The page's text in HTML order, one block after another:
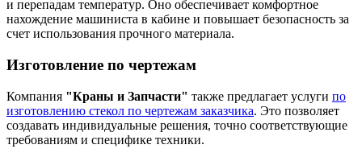
и перепадам температур. Оно обеспечивает комфортное
нахождение машиниста в кабине и повышает безопасность за
счет использования прочного материала.
Изготовление по чертежам
Компания "Краны и Запчасти" также предлагает услуги по
изготовлению стекол по чертежам заказчика. Это позволяет
создавать индивидуальные решения, точно соответствующие
требованиям и специфике техники.